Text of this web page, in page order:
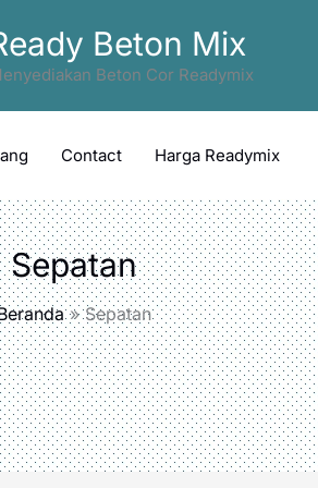
Beton Mix
Beton Cor Readymix
Contact Harga Readymix
Sepatan
Sepatan